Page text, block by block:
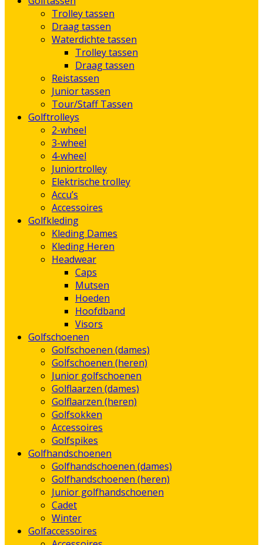
Trolley tassen
Draag tassen
Waterdichte tassen
Trolley tassen
Draag tassen
Reistassen
Junior tassen
Tour/Staff Tassen
Golftrolleys
2-wheel
3-wheel
4-wheel
Juniortrolley
Elektrische trolley
Accu’s
Accessoires
Golfkleding
Kleding Dames
Kleding Heren
Headwear
Caps
Mutsen
Hoeden
Hoofdband
Visors
Golfschoenen
Golfschoenen (dames)
Golfschoenen (heren)
Junior golfschoenen
Golflaarzen (dames)
Golflaarzen (heren)
Golfsokken
Accessoires
Golfspikes
Golfhandschoenen
Golfhandschoenen (dames)
Golfhandschoenen (heren)
Junior golfhandschoenen
Cadet
Winter
Golfaccessoires